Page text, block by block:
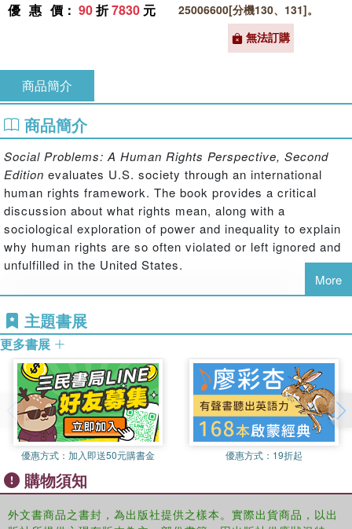
優惠價 ： 90折7830 元
25006600[分機130、131]。
無法訂購
商品簡介
商品簡介
Social Problems: A Human Rights Perspective, Second
Edition evaluates U.S. society through an international
human rights framework. The book provides a critical
discussion about what rights mean, along with a
sociological exploration of power and inequality to explain
why human rights are so often violated or left ignored and
unfulfilled in the United States.
In each chapter, the book offers numerous policy
alternatives that could provide a pathway toward the
increased fulfillment of rights, while also stressing the
important role that nonviolent social movements have had,
and must have in the future, in achieving greater justice,
dignity, wellbeing, and environmental protection in our
society. This edition includes several new chapters on
topics of major interest to students, including:
the human right to health
climate change and human rights
More
主題書展
更多書展
優惠方式： 加入即送50元購書金 優惠方式： 19折起
購物須知
外文書商品之書封，為出版社提供之樣本。實際出貨商品，以出